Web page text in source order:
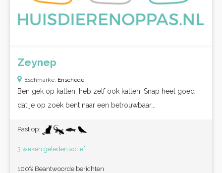
Zeynep
Eschmarke, Enschede
Ben gek op katten, heb zelf ook katten. Snap heel goed
dat je op zoek bent naar een betrouwbaar...
Past op:
3 weken geleden actief
100% Beantwoorde berichten